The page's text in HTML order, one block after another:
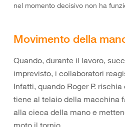
nel momento decisivo non ha
Movimento della
Quando, durante il lavoro,
imprevisto, i collaboratori
Infatti, quando Roger P.
tiene al telaio della macchina
alla cieca della mano e
moto il tornio.